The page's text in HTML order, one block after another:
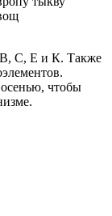
В, С, Е и К. Также
осенью, чтобы